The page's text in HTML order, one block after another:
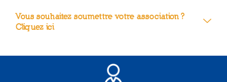
Vous souhaitez soumettre votre association ?
Cliquez ici